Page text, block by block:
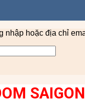
nhập hoặc địa chỉ